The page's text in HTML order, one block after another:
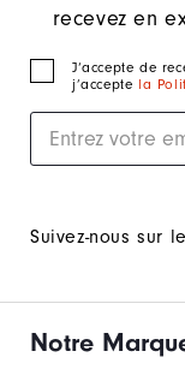
recevez en
J‘accepte de
j’accepte la
Suivez-nous sur
Notre